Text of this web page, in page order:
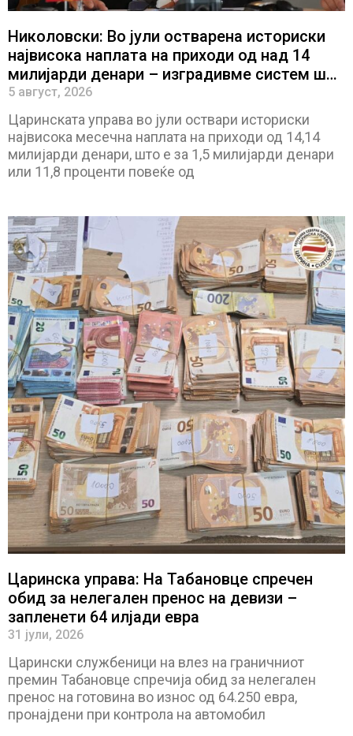
Николовски: Во јули остварена историски
највисока наплата на приходи од над 14
милијарди денари – изградивме систем што
испорачува резултати
5 август, 2026
Царинската управа во јули оствари историски
највисокa месечна наплата на приходи од 14,14
милијарди денари, што е за 1,5 милијарди денари
или 11,8 проценти повеќе од
Царинска управа: На Табановце спречен
обид за нелегален пренос на девизи –
запленети 64 илјади евра
31 јули, 2026
Царински службеници на влез на граничниот
премин Табановце спречија обид за нелегален
пренос на готовина во износ од 64.250 евра,
пронајдени при контрола на автомобил